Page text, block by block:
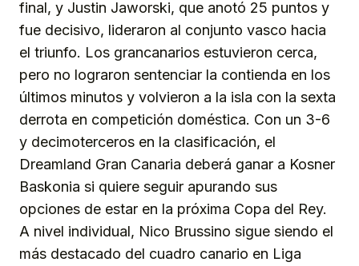
final, y Justin Jaworski, que anotó 25 puntos y
fue decisivo, lideraron al conjunto vasco hacia
el triunfo. Los grancanarios estuvieron cerca,
pero no lograron sentenciar la contienda en los
últimos minutos y volvieron a la isla con la sexta
derrota en competición doméstica. Con un 3-6
y decimoterceros en la clasificación, el
Dreamland Gran Canaria deberá ganar a Kosner
Baskonia si quiere seguir apurando sus
opciones de estar en la próxima Copa del Rey.
A nivel individual, Nico Brussino sigue siendo el
más destacado del cuadro canario en Liga